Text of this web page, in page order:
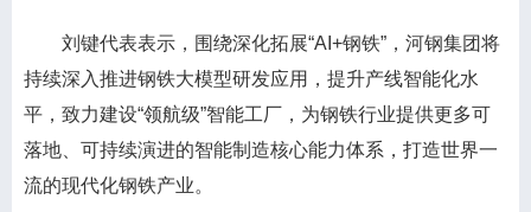
刘键代表表示，围绕深化拓展“AI+钢铁”，河钢集团将
持续深入推进钢铁大模型研发应用，提升产线智能化水
平，致力建设“领航级”智能工厂，为钢铁行业提供更多可
落地、可持续演进的智能制造核心能力体系，打造世界一
流的现代化钢铁产业。